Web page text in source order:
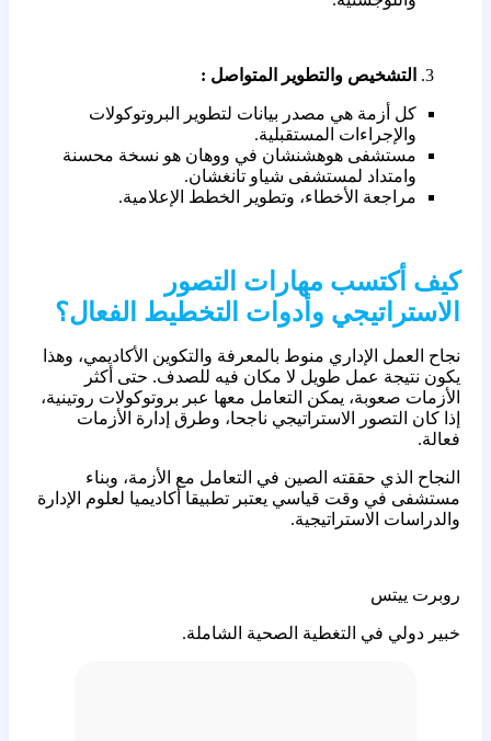
التشخيص والتطوير المتواصل :
كل أزمة هي مصدر بيانات لتطوير البروتوكولات
والإجراءات المستقبلية.
مستشفى هوهشنشان في ووهان هو نسخة محسنة
وامتداد لمستشفى شياو تانغشان.
مراجعة الأخطاء، وتطوير الخطط الإعلامية.
كيف أكتسب مهارات التصور
الاستراتيجي وأدوات التخطيط الفعال؟
نجاح العمل الإداري منوط بالمعرفة والتكوين الأكاديمي، وهذا
يكون نتيجة عمل طويل لا مكان فيه للصدف. حتى أكثر
الأزمات صعوبة، يمكن التعامل معها عبر بروتوكولات روتينية،
إذا كان التصور الاستراتيجي ناجحا، وطرق إدارة الأزمات
فعالة.
النجاح الذي حققته الصين في التعامل مع الأزمة، وبناء
مستشفى في وقت قياسي يعتبر تطبيقا أكاديميا لعلوم الإدارة
والدراسات الاستراتيجية.
روبرت ييتس
خبير دولي في التغطية الصحية الشاملة.